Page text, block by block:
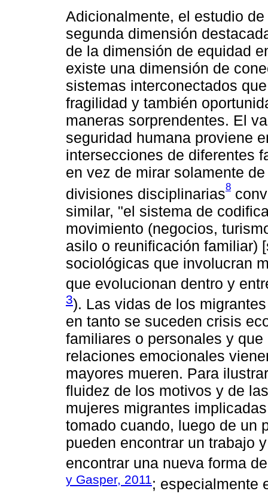
Adicionalmente, el estudio
segunda dimensión
de la dimensión de equidad
existe una dimensión de
sistemas interconectados
fragilidad y también
maneras sorprendentes. El
seguridad humana proviene
intersecciones de diferentes
en vez de mirar solamente
divisiones disciplinarias8
similar, "el sistema de
movimiento (negocios,
asilo o reunificación familiar)
sociológicas que involucran
que evolucionan dentro y
3). Las vidas de los
en tanto se suceden crisis
familiares o personales y
relaciones emocionales
mayores mueren. Para
fluidez de los motivos y de
mujeres migrantes
tomado cuando, luego de un
pueden encontrar un trabajo
encontrar una nueva forma
y Gasper, 2011; especialmente